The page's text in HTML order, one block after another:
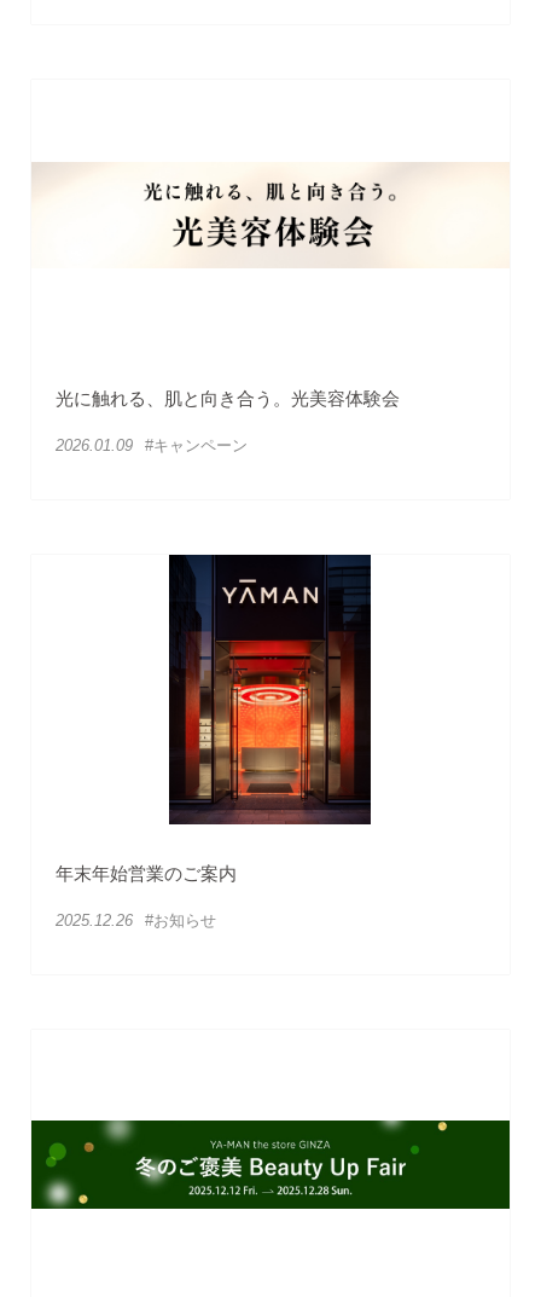
光に触れる、肌と向き合う。光美容体験会
2026.01.09 #キャンペーン
年末年始営業のご案内
2025.12.26 #お知らせ